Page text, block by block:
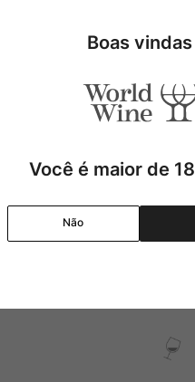
Boas vindas
Você é maior de
Não